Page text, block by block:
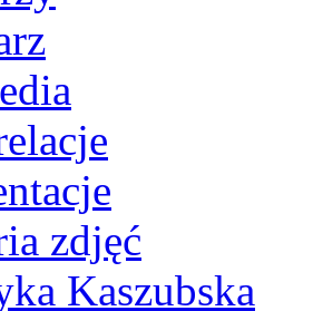
zdjęć
Kaszubska